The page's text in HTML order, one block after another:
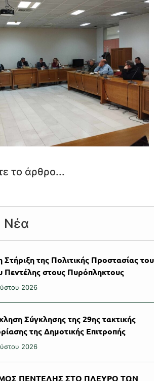
το άρθρο...
Νέα
Στήριξη της Πολιτικής Προστασίας του
Πεντέλης στους Πυρόπληκτους
2026
Σύγκλησης της 29ης τακτικής
της Δημοτικής Επιτροπής
2026
ΠΕΝΤΕΛΗΣ ΣΤΟ ΠΛΕΥΡΟ ΤΩΝ